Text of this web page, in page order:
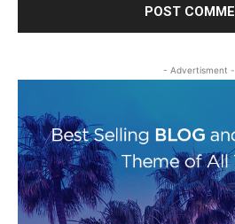
- Advertisment -